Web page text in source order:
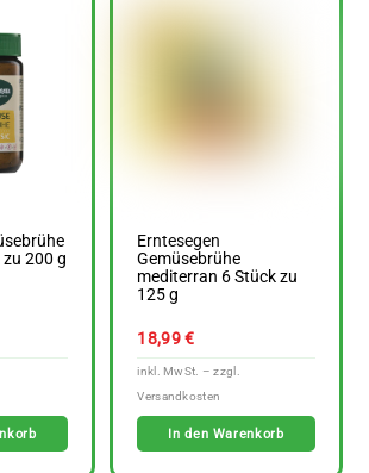
200 g
Erntesegen
Gemüsebrühe
mediterran 6 Stück zu
125 g
18,99€
In den Warenkorb